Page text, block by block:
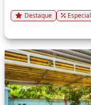
Destaque Especial